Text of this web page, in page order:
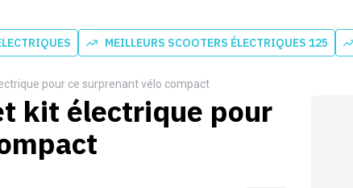
MEILLEURS SCOOTERS ÉLECTRIQUES 125
pour ce surprenant vélo compact
kit électrique pour